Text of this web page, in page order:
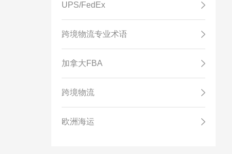
UPS/FedEx
跨境物流专业术语
加拿大FBA
跨境物流
欧洲海运